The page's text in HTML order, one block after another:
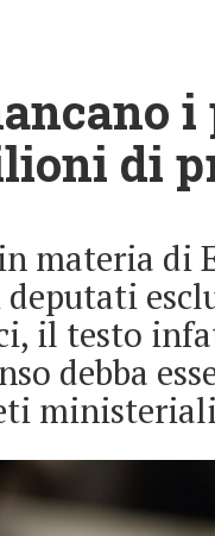
di
materia di
deputati
il testo
debba